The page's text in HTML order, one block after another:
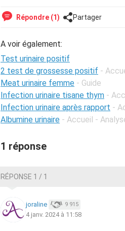
Répondre (1) Partager
A voir également:
Test urinaire positif
2 test de grossesse positif -
Meat urinaire femme - Guide
Infection urinaire tisane thym -
Infection urinaire après rapport -
Albumine urinaire - Accueil -
1 réponse
RÉPONSE 1 / 1
joraline 9 915
4 janv. 2024 à 11:58